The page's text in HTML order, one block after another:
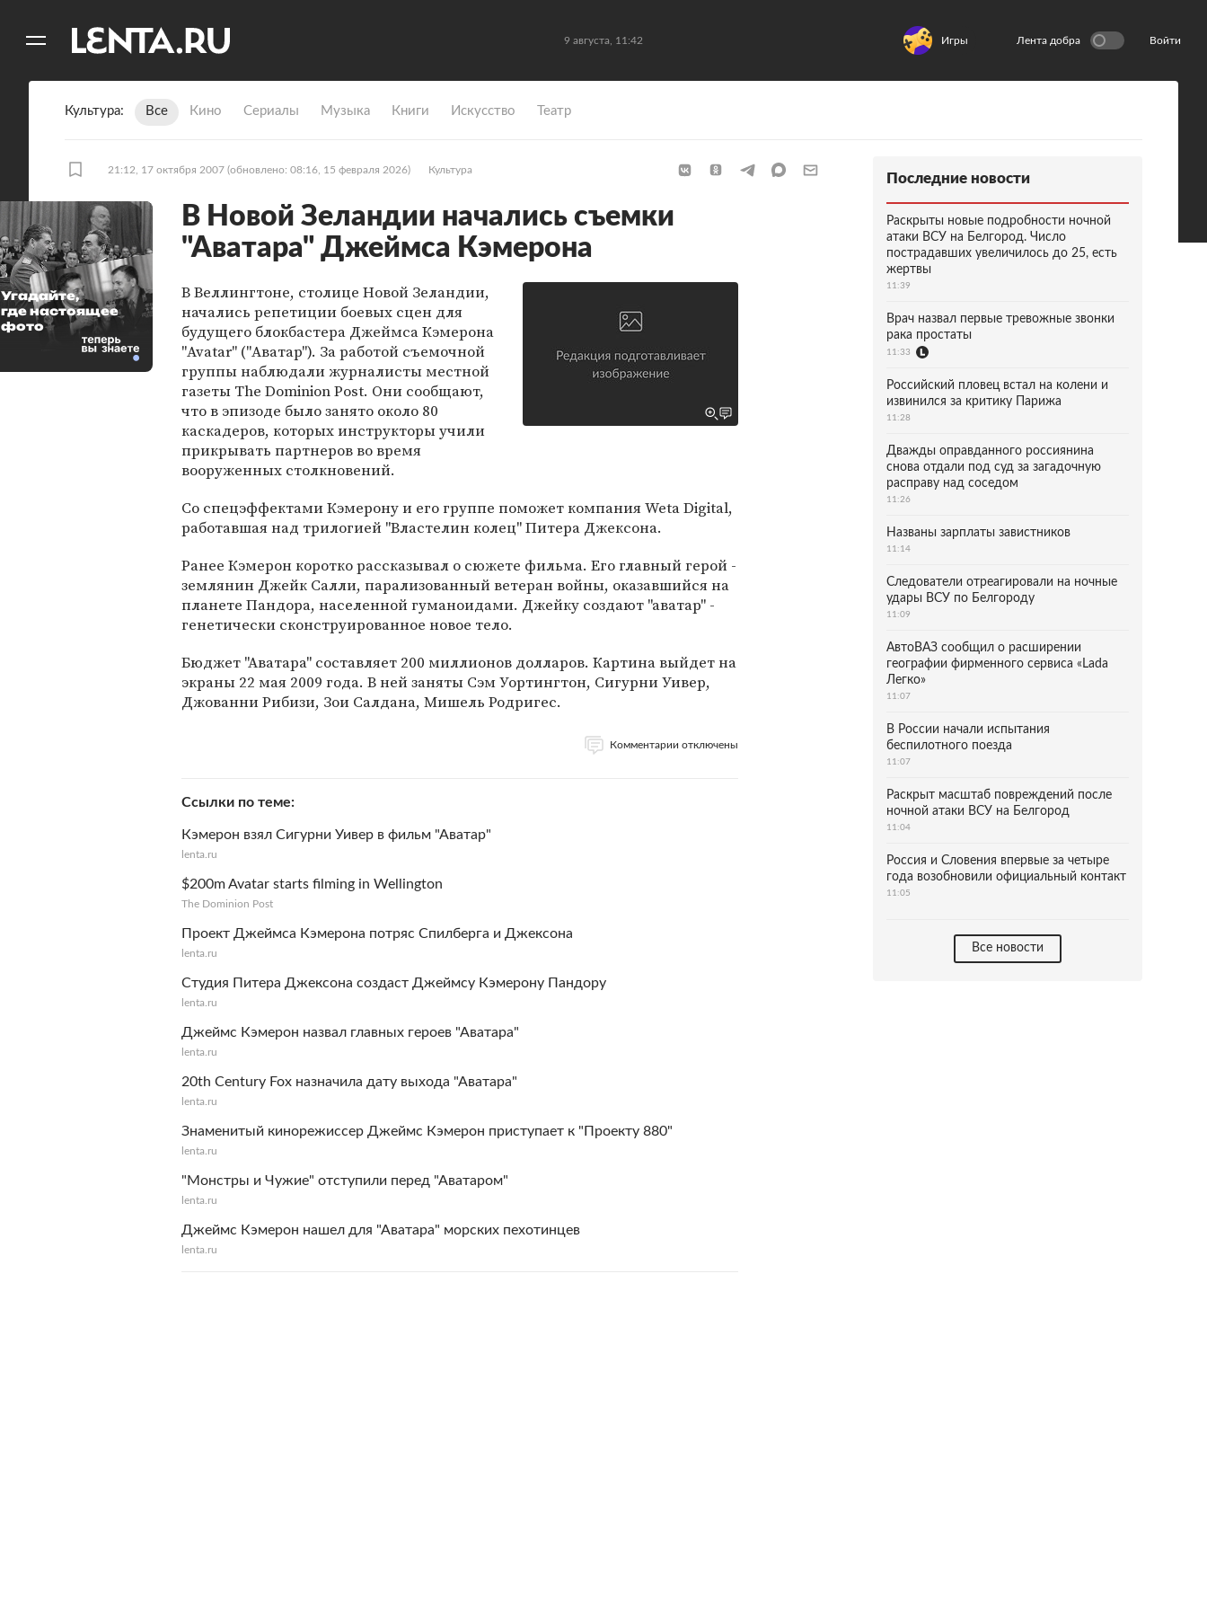
9 августа, 11:42 Игры Лента добра Войти
Культура Все Кино Сериалы Музыка Книги Искусство Театр
21:12, 17 октября 2007 (обновлено: 08:16, 15 февраля 2026) Культура
В Новой Зеландии начались съемки
"Аватара" Джеймса Кэмерона
В Веллингтоне, столице Новой Зеландии,
начались репетиции боевых сцен для
будущего блокбастера Джеймса Кэмерона
"Avatar" ("Аватар"). За работой съемочной
группы наблюдали журналисты местной
газеты The Dominion Post. Они сообщают,
что в эпизоде было занято около 80
каскадеров, которых инструкторы учили
прикрывать партнеров во время
вооруженных столкновений.
Со спецэффектами Кэмерону и его группе поможет компания Weta Digital,
работавшая над трилогией "Властелин колец" Питера Джексона.
Ранее Кэмерон коротко рассказывал о сюжете фильма. Его главный герой -
землянин Джейк Салли, парализованный ветеран войны, оказавшийся на
планете Пандора, населенной гуманоидами. Джейку создают "аватар" -
генетически сконструированное новое тело.
Бюджет "Аватара" составляет 200 миллионов долларов. Картина выйдет на
экраны 22 мая 2009 года. В ней заняты Сэм Уортингтон, Сигурни Уивер,
Джованни Рибизи, Зои Салдана, Мишель Родригес.
Комментарии отключены
Ссылки по теме
Кэмерон взял Сигурни Уивер в фильм "Аватар"
lenta.ru
$200m Avatar starts filming in Wellington
The Dominion Post
Проект Джеймса Кэмерона потряс Спилберга и Джексона
lenta.ru
Студия Питера Джексона создаст Джеймсу Кэмерону Пандору
lenta.ru
Джеймс Кэмерон назвал главных героев "Аватара"
lenta.ru
20th Century Fox назначила дату выхода "Аватара"
lenta.ru
Знаменитый кинорежиссер Джеймс Кэмерон приступает к "Проекту 880"
lenta.ru
"Монстры и Чужие" отступили перед "Аватаром"
lenta.ru
Джеймс Кэмерон нашел для "Аватара" морских пехотинцев
lenta.ru
Угадайте,
где настоящее
фото
Последние новости
Раскрыты новые подробности ночной
атаки ВСУ на Белгород. Число
пострадавших увеличилось до 25, есть
жертвы
11:39
Врач назвал первые тревожные звонки
рака простаты
11:33
Российский пловец встал на колени и
извинился за критику Парижа
11:28
Дважды оправданного россиянина
снова отдали под суд за загадочную
расправу над соседом
11:26
Названы зарплаты завистников
11:14
Следователи отреагировали на ночные
удары ВСУ по Белгороду
11:09
АвтоВАЗ сообщил о расширении
географии фирменного сервиса «Lada
Легко»
11:07
В России начали испытания
беспилотного поезда
11:07
Раскрыт масштаб повреждений после
ночной атаки ВСУ на Белгород
11:04
Россия и Словения впервые за четыре
года возобновили официальный контакт
11:05
Все новости